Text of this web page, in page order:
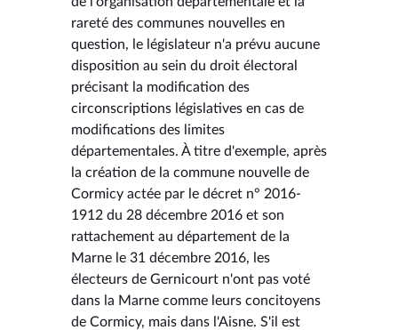
rareté des communes nouvelles en
question, le législateur n'a prévu aucune
disposition au sein du droit électoral
précisant la modification des
circonscriptions législatives en cas de
modifications des limites
départementales. À titre d'exemple, après
la création de la commune nouvelle de
Cormicy actée par le décret n° 2016-
1912 du 28 décembre 2016 et son
rattachement au département de la
Marne le 31 décembre 2016, les
électeurs de Gernicourt n'ont pas voté
dans la Marne comme leurs concitoyens
de Cormicy, mais dans l'Aisne. S'il est